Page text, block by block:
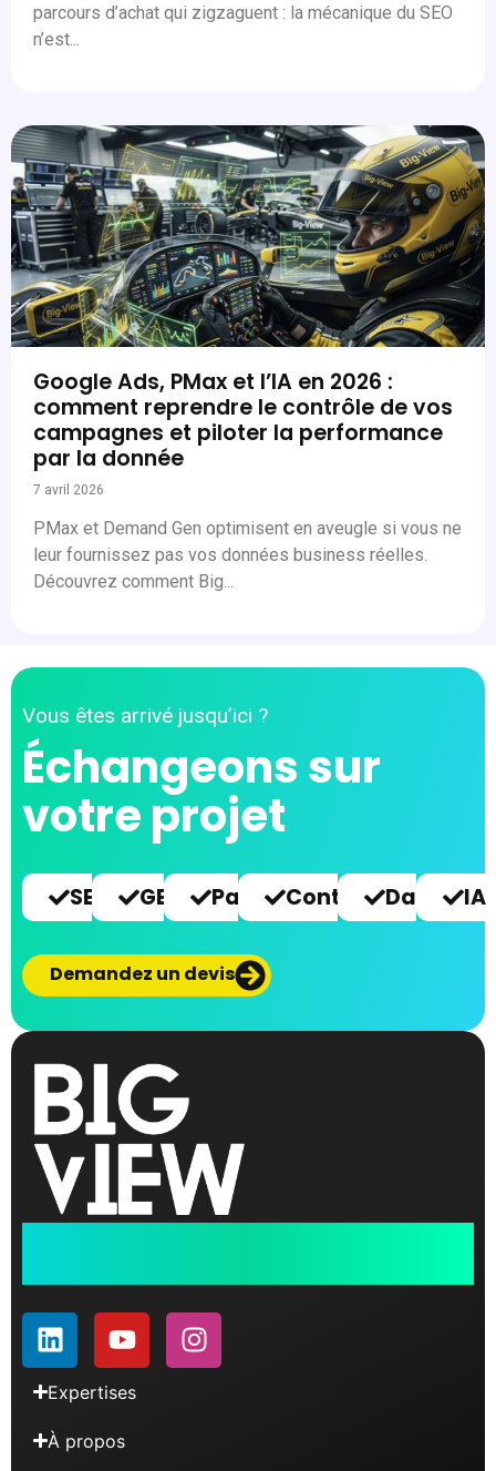
parcours d’achat qui zigzaguent : la mécanique du SEO
n’est...
Google Ads, PMax et l’IA en 2026 :
comment reprendre le contrôle de vos
campagnes et piloter la performance
par la donnée
7 avril 2026
PMax et Demand Gen optimisent en aveugle si vous ne
leur fournissez pas vos données business réelles.
Découvrez comment Big...
Vous êtes arrivé jusqu’ici ?
Échangeons sur
votre projet
SEO GEO Paid Content Data IA
Demandez un devis
Expertises
À propos